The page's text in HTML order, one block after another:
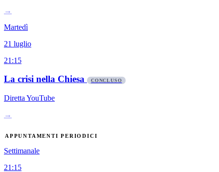
→
Martedì
21 luglio
21:15
La crisi nella Chiesa CONCLUSO
Diretta YouTube
→
APPUNTAMENTI PERIODICI
Settimanale
21:15